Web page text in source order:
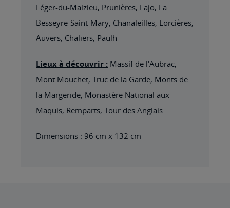
Léger-du-Malzieu, Prunières, Lajo, La
Besseyre-Saint-Mary, Chanaleilles, Lorcières,
Auvers, Chaliers, Paulh
Lieux à découvrir : Massif de l'Aubrac,
Mont Mouchet, Truc de la Garde, Monts de
la Margeride, Monastère National aux
Maquis, Remparts, Tour des Anglais
Dimensions : 96 cm x 132 cm